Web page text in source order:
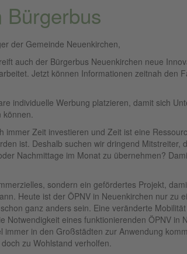
der Gemeinde Neuenkirchen,
auch der Bürgerbus Neuenkirchen neue
Jetzt können Informationen zeitnah den
individuelle Werbung platzieren, damit sich
können.
immer Zeit investieren und Zeit ist eine
ist. Deshalb suchen wir dringend Mitstreiter,
Nachmittage im Monat zu übernehmen?
sondern ein gefördertes Projekt,
Heute ist der ÖPNV in Neuenkirchen nur zu
ganz anders sein. Eine veränderte
Notwendigkeit eines funktionierenden ÖPNV in
immer in den Großstädten zur Anwendung
zu Wohlstand verholfen.